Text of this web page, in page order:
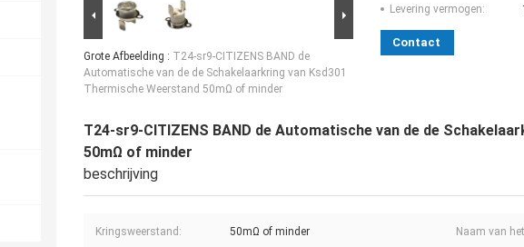
Grote Afbeelding : T24-sr9-CITIZENS BAND de
Automatische van de de Schakelaarkring van Ksd301
Thermische Weerstand 50mΩ of minder
Levering vermogen:
Contact
T24-sr9-CITIZENS BAND de Automatische van de de
50mΩ of minder
beschrijving
Kringsweerstand: 50mΩ of minder Naam van